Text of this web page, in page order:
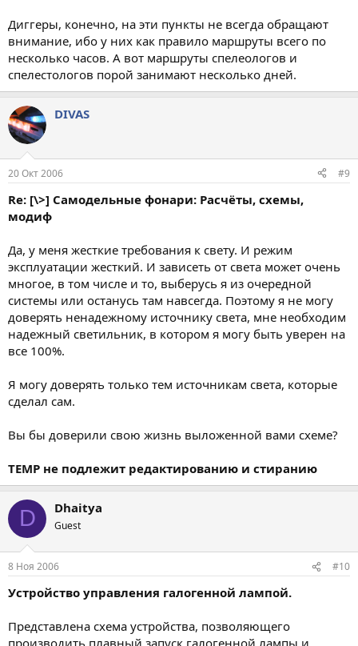
Диггеры, конечно, на эти пункты не всегда обращают
внимание, ибо у них как правило маршруты всего по
несколько часов. А вот маршруты спелеологов и
спелестологов порой занимают несколько дней.
DIVAS
20 Окт 2006 #9
Re: [\>] Самодельные фонари: Расчёты, схемы,
модиф
Да, у меня жесткие требования к свету. И режим
эксплуатации жесткий. И зависеть от света может очень
многое, в том числе и то, выберусь я из очередной
системы или останусь там навсегда. Поэтому я не могу
доверять ненадежному источнику света, мне необходим
надежный светильник, в котором я могу быть уверен на
все 100%.
Я могу доверять только тем источникам света, которые
сделал сам.
Вы бы доверили свою жизнь выложенной вами схеме?
TEMP не подлежит редактированию и стиранию
D Dhaitya
Guest
8 Ноя 2006 #10
Устройство управления галогенной лампой.
Представлена схема устройства, позволяющего